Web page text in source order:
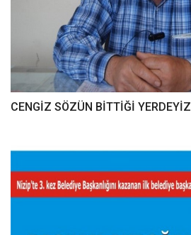
CENGİZ SÖZÜN BİTTİĞİ YERDEYİZ